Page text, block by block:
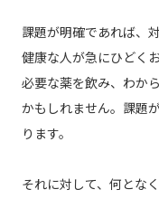
課題が明確であれば、
健康な人が急にひどく
必要な薬を飲み、わか
かもしれません。課題
ります。
それに対して、何とな